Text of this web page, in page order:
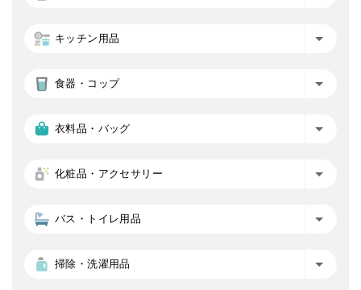
キッチン用品
食器・コップ
衣料品・バッグ
化粧品・アクセサリー
バス・トイレ用品
掃除・洗濯用品